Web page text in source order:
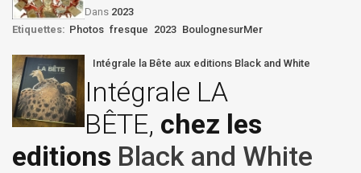
Dans 2023
Etiquettes: Photos fresque 2023 BoulognesurMer
Intégrale la Bête aux editions Black and White
Intégrale LA
BÊTE, chez les
editions Black and White